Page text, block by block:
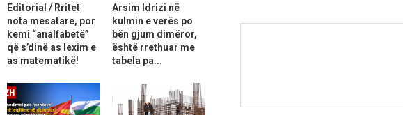
Editorial / Rritet
nota mesatare, por
kemi “analfabetë”
që s’dinë as lexim e
as matematikë!
Arsim Idrizi në
kulmin e verës po
bën gjum dimëror,
është rrethuar me
tabela pa...